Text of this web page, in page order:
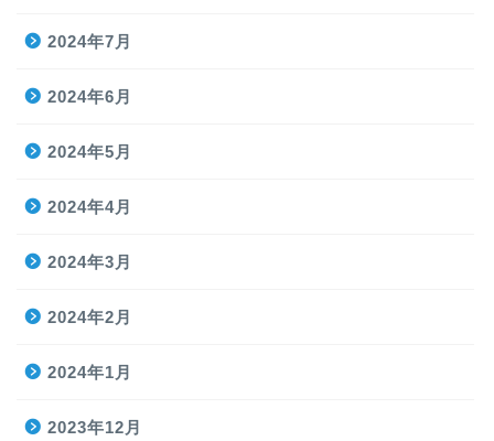
2024年7月
2024年6月
2024年5月
2024年4月
2024年3月
2024年2月
2024年1月
2023年12月